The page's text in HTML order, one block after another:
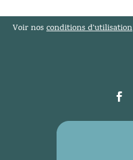
Voir nosconditions d’utilisation